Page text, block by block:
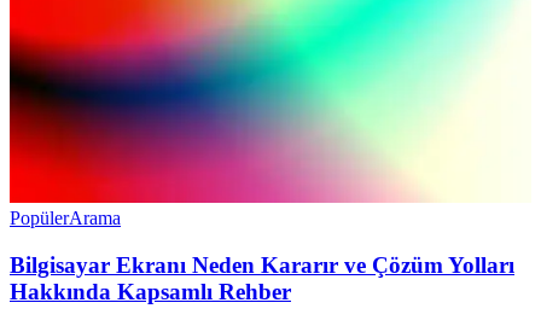
PopülerArama
Bilgisayar Ekranı Neden Kararır ve Çözüm Yolları
Hakkında Kapsamlı Rehber